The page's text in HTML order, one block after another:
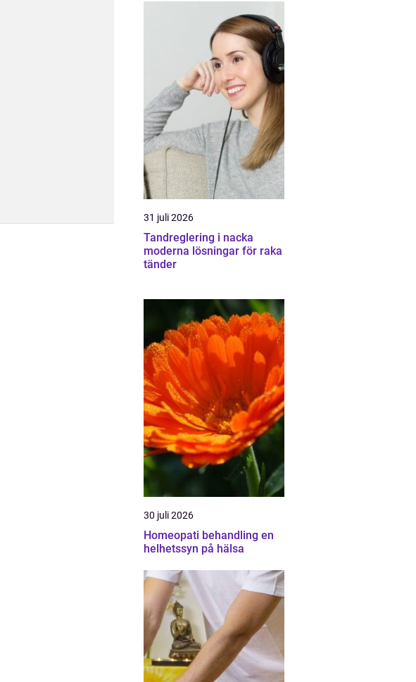
31 juli 2026
Tandreglering i nacka
moderna lösningar för raka
tänder
30 juli 2026
Homeopati behandling en
helhetssyn på hälsa